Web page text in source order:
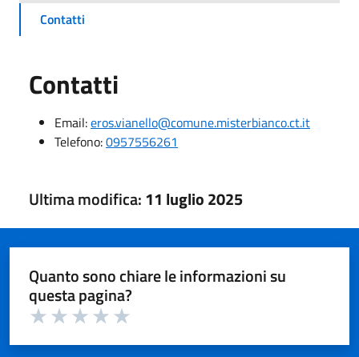
Contatti
Contatti
Email:eros.vianello@comune.misterbianco.ct.it
Telefono:0957556261
Ultima modifica:11 luglio 2025
Quanto sono chiare le informazioni su
questa pagina?